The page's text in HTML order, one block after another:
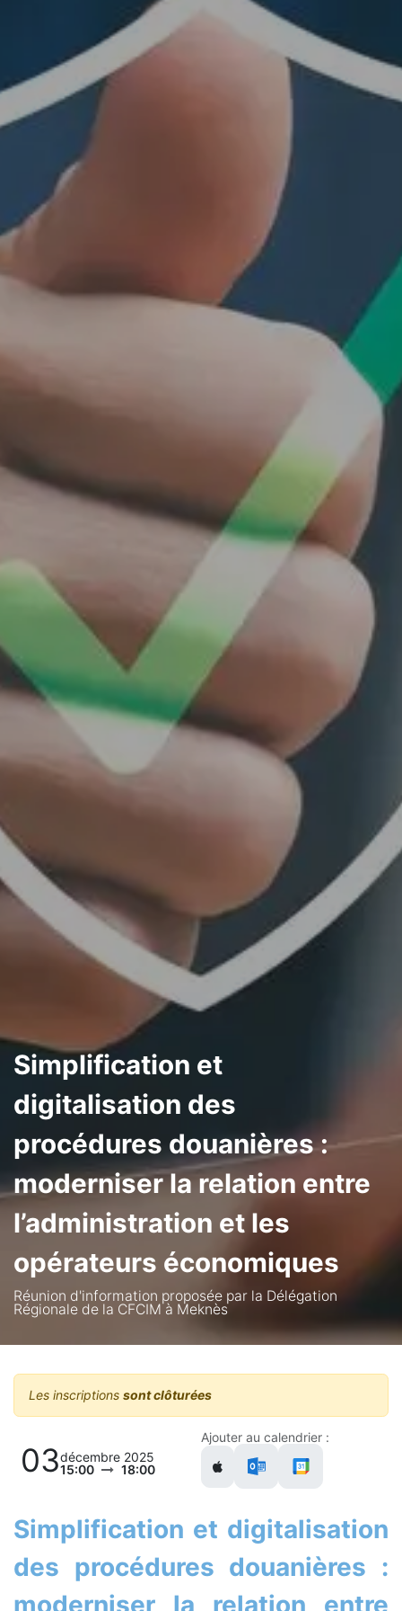
Simplification et
digitalisation des
procédures douanières :
moderniser la relation entre
l’administration et les
opérateurs économiques
Réunion d'information proposée par la Délégation
Régionale de la CFCIM à Meknès
Les inscriptions sont clôturées
03décembre 2025
15:00
18:00
Ajouter au calendrier :
Simplification et digitalisation
des procédures douanières :
moderniser la relation entre